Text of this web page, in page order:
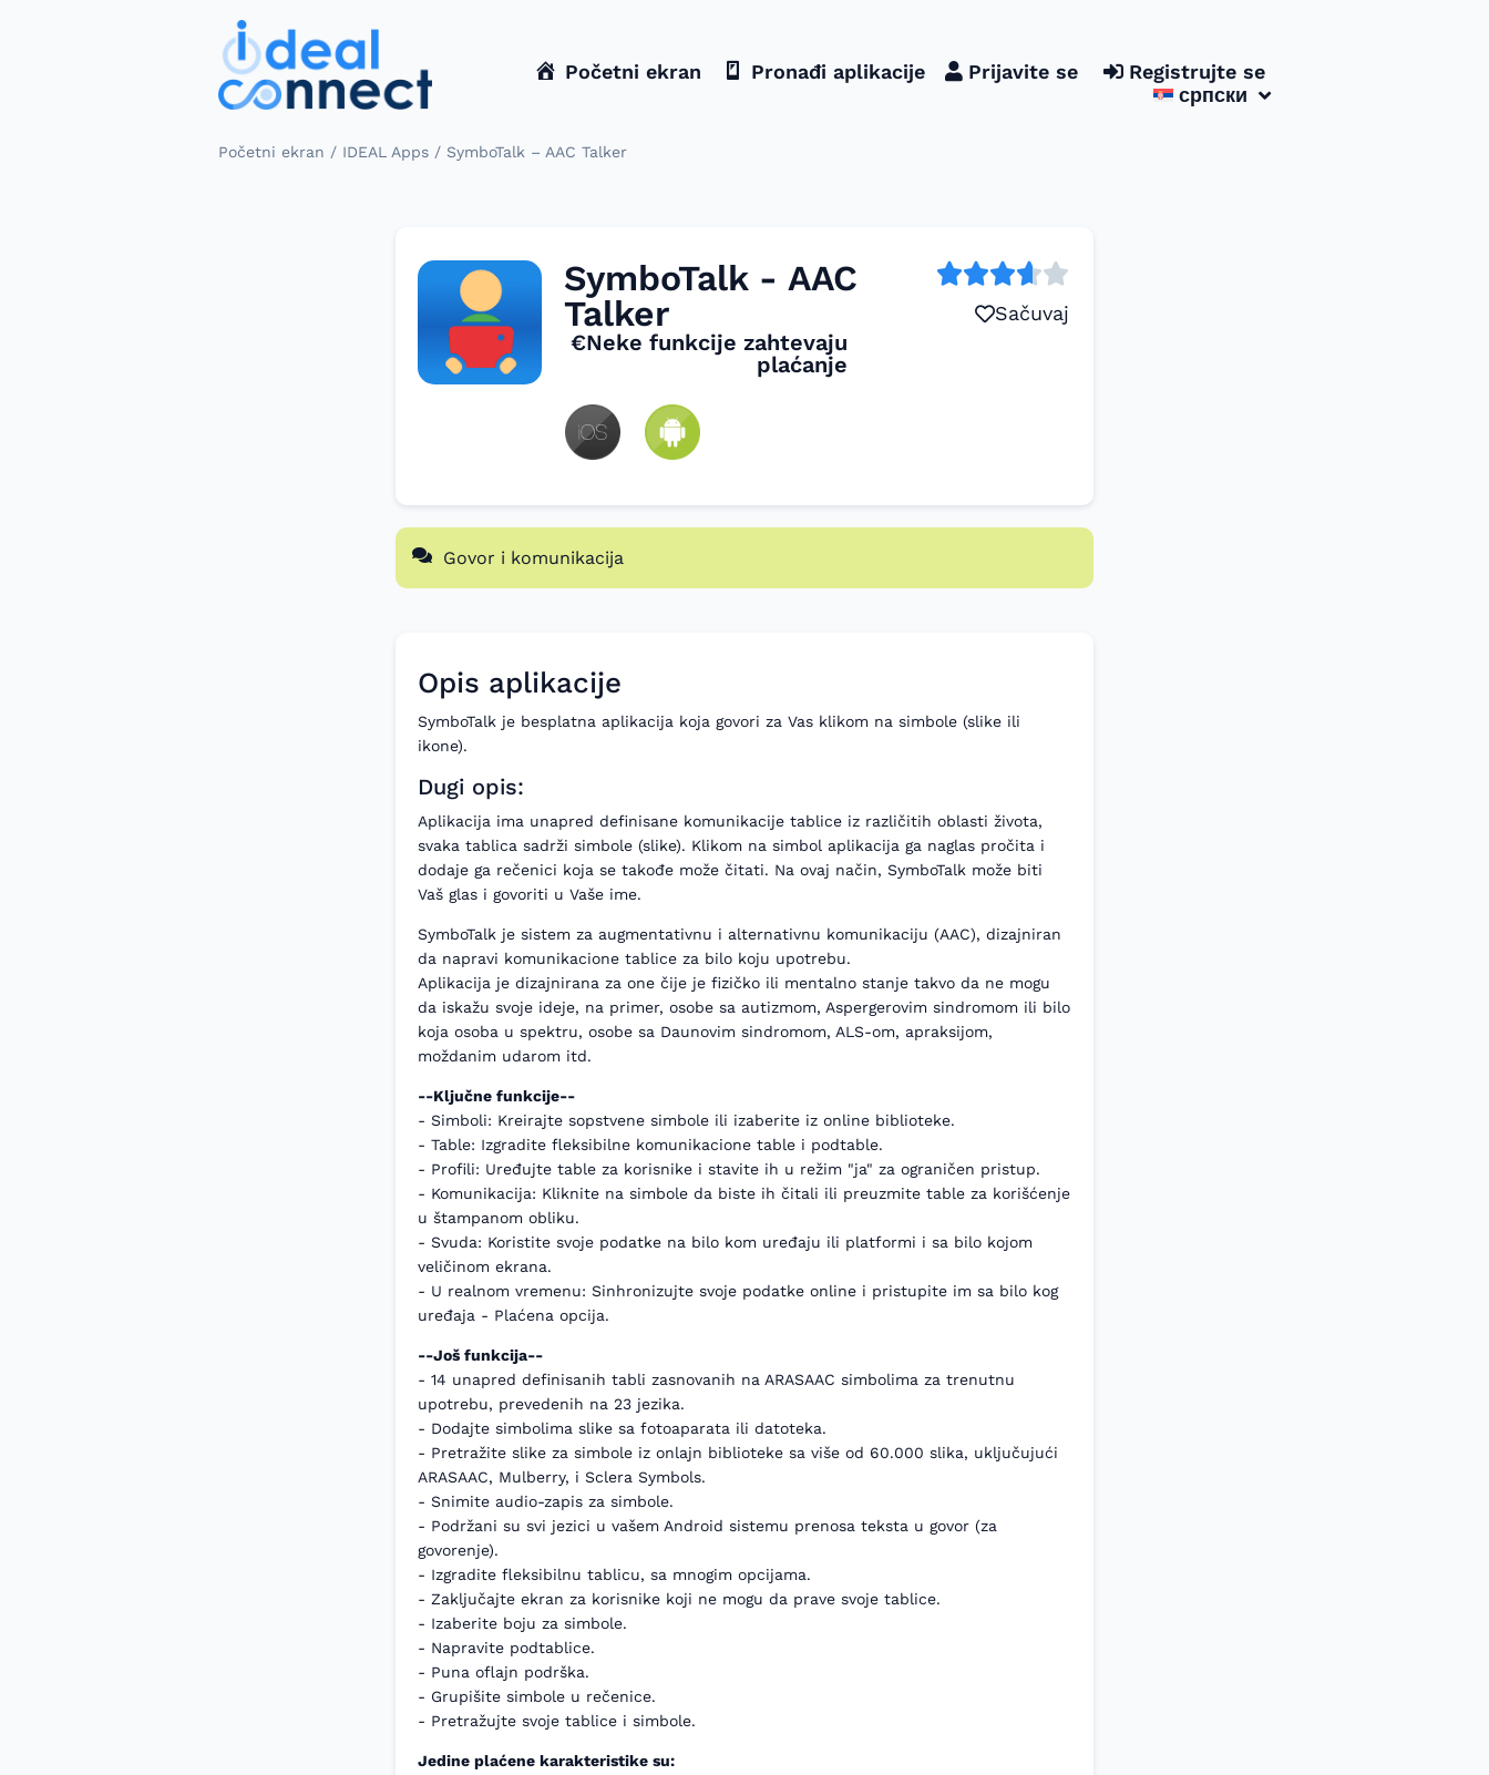
Početni ekran Pronađi aplikacije Prijavite se
Registrujte se
српски
Početni ekran / IDEAL Apps / SymboTalk – AAC Talker
SymboTalk - AAC
Talker
€Neke funkcije zahtevaju
plaćanje
Sačuvaj
Govor i komunikacija
Opis aplikacije
SymboTalk je besplatna aplikacija koja govori za Vas klikom na simbole (slike ili
ikone).
Dugi opis:
Aplikacija ima unapred definisane komunikacije tablice iz različitih oblasti života,
svaka tablica sadrži simbole (slike). Klikom na simbol aplikacija ga naglas pročita i
dodaje ga rečenici koja se takođe može čitati. Na ovaj način, SymboTalk može biti
Vaš glas i govoriti u Vaše ime.
SymboTalk je sistem za augmentativnu i alternativnu komunikaciju (AAC), dizajniran
da napravi komunikacione tablice za bilo koju upotrebu.
Aplikacija je dizajnirana za one čije je fizičko ili mentalno stanje takvo da ne mogu
da iskažu svoje ideje, na primer, osobe sa autizmom, Aspergerovim sindromom ili bilo
koja osoba u spektru, osobe sa Daunovim sindromom, ALS-om, apraksijom,
moždanim udarom itd.
--Ključne funkcije--
- Simboli: Kreirajte sopstvene simbole ili izaberite iz online biblioteke.
- Table: Izgradite fleksibilne komunikacione table i podtable.
- Profili: Uređujte table za korisnike i stavite ih u režim "ja" za ograničen pristup.
- Komunikacija: Kliknite na simbole da biste ih čitali ili preuzmite table za korišćenje
u štampanom obliku.
- Svuda: Koristite svoje podatke na bilo kom uređaju ili platformi i sa bilo kojom
veličinom ekrana.
- U realnom vremenu: Sinhronizujte svoje podatke online i pristupite im sa bilo kog
uređaja - Plaćena opcija.
--Još funkcija--
- 14 unapred definisanih tabli zasnovanih na ARASAAC simbolima za trenutnu
upotrebu, prevedenih na 23 jezika.
- Dodajte simbolima slike sa fotoaparata ili datoteka.
- Pretražite slike za simbole iz onlajn biblioteke sa više od 60.000 slika, uključujući
ARASAAC, Mulberry, i Sclera Symbols.
- Snimite audio-zapis za simbole.
- Podržani su svi jezici u vašem Android sistemu prenosa teksta u govor (za
govorenje).
- Izgradite fleksibilnu tablicu, sa mnogim opcijama.
- Zaključajte ekran za korisnike koji ne mogu da prave svoje tablice.
- Izaberite boju za simbole.
- Napravite podtablice.
- Puna oflajn podrška.
- Grupišite simbole u rečenice.
- Pretražujte svoje tablice i simbole.
Jedine plaćene karakteristike su: